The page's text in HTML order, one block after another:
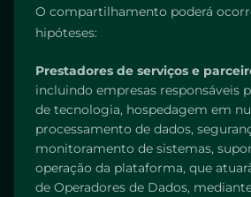
O compartilhamento poderá
hipóteses:
Prestadores de serviços e
incluindo empresas responsáveis
de tecnologia, hospedagem em
processamento de dados,
monitoramento de sistemas,
operação da plataforma, que
de Operadores de Dados,